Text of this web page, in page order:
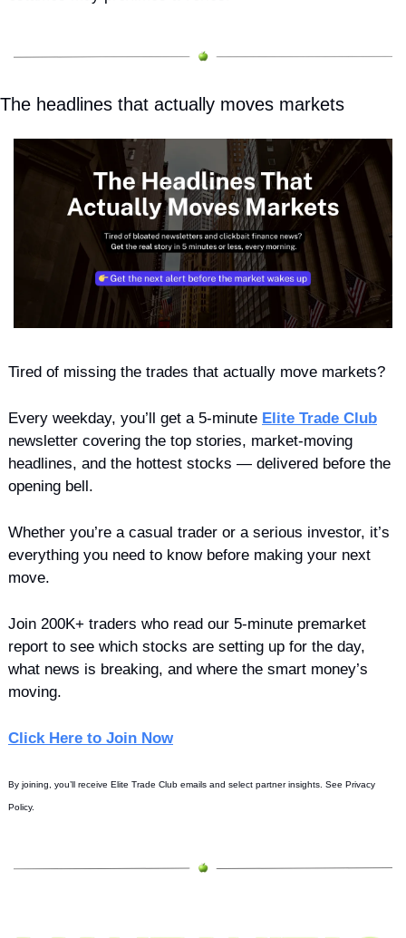
The headlines that actually moves markets
Tired of missing the trades that actually move markets?
Every weekday, you’ll get a 5-minute Elite Trade Club
newsletter covering the top stories, market-moving
headlines, and the hottest stocks — delivered before the
opening bell.
Whether you’re a casual trader or a serious investor, it’s
everything you need to know before making your next
move.
Join 200K+ traders who read our 5-minute premarket
report to see which stocks are setting up for the day,
what news is breaking, and where the smart money’s
moving.
Click Here to Join Now
By joining, you’ll receive Elite Trade Club emails and select partner insights. See Privacy
Policy.